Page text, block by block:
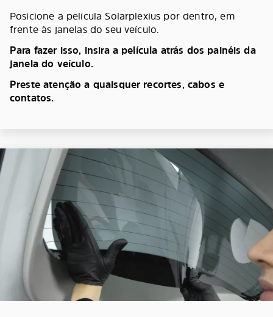
Posicione a película Solarplexius por dentro, em
frente às janelas do seu veículo.
Para fazer isso, insira a película atrás dos painéis da
janela do veículo.
Preste atenção a quaisquer recortes, cabos e
contatos.